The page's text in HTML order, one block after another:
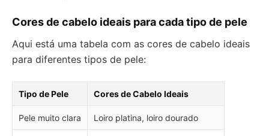
Cores de cabelo ideais para cada tipo de pele
Aqui está uma tabela com as cores de cabelo ideais
para diferentes tipos de pele:
Tipo de Pele Cores de Cabelo Ideais
Pele muito clara Loiro platina, loiro dourado